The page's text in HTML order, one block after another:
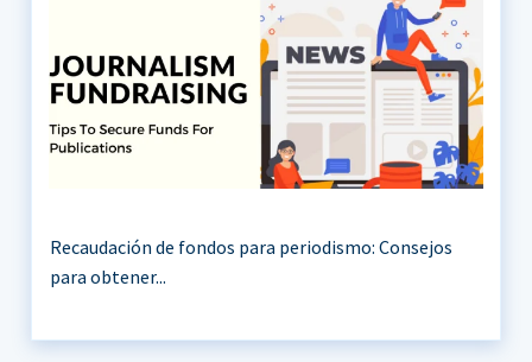
Recaudación de fondos para periodismo: Consejos
para obtener...